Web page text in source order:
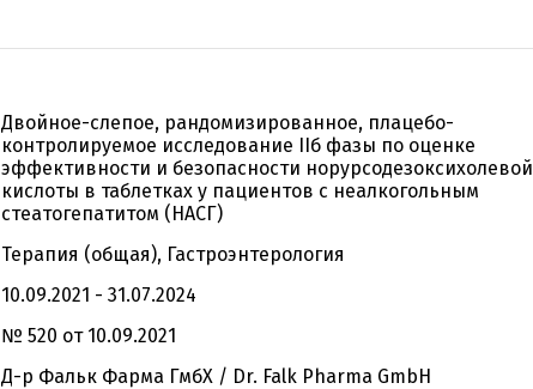
Двойное-слепое, рандомизированное, плацебо-
контролируемое исследование IIб фазы по оценке
эффективности и безопасности норурсодезоксихолевой
кислоты в таблетках у пациентов с неалкогольным
стеатогепатитом (НАСГ)
Терапия (общая), Гастроэнтерология
10.09.2021 - 31.07.2024
№ 520 от 10.09.2021
Д-р Фальк Фарма ГмбХ / Dr. Falk Pharma GmbH